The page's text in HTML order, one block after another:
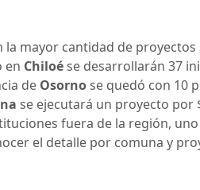
la mayor cantidad de proyectos
en Chiloése desarrollarán 37
de Osornose quedó con 10
se ejecutará un proyecto por
fuera de la región,
el detalle por comuna y